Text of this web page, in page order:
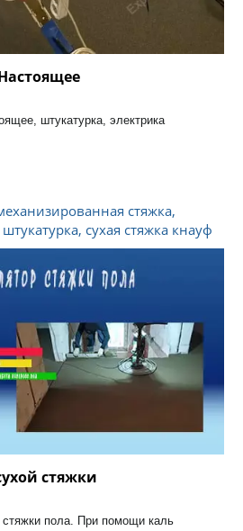
штукатурка, электрика
стяжка,
сухая стяжка кнауф
стяжки
стяжки пола. При помощи каль